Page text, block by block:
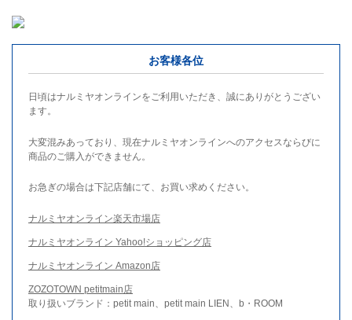
お客様各位
日頃はナルミヤオンラインをご利用いただき、誠にありがとうござい
ます。
大変混みあっており、現在ナルミヤオンラインへのアクセスならびに
商品のご購入ができません。
お急ぎの場合は下記店舗にて、お買い求めください。
ナルミヤオンライン楽天市場店
ナルミヤオンライン Yahoo!ショッピング店
ナルミヤオンライン Amazon店
ZOZOTOWN petitmain店
取り扱いブランド：petit main、petit main LIEN、b・ROOM